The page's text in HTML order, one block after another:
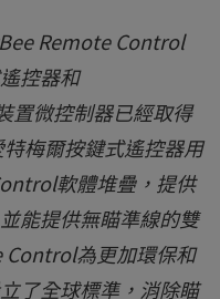
Remote Control
控器和
置微控制器已經取得
梅爾按鍵式遙控器用
軟體堆疊，提供
能提供無瞄準線的雙
Control為更加環保和
了全球標準，消除瞄